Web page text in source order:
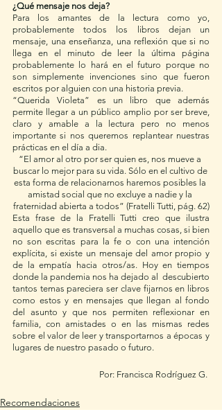
¿Qué mensaje nos deja?
Para los amantes de la lectura como yo,
probablemente todos los libros dejan un
mensaje, una enseñanza, una reflexión que si no
llega en el minuto de leer la última página
probablemente lo hará en el futuro porque no
son simplemente invenciones sino que fueron
escritos por alguien con una historia previa.
“Querida Violeta” es un libro que además
permite llegar a un público amplio por ser breve,
claro y amable a la lectura pero no menos
importante si nos queremos replantear nuestras
prácticas en el día a dia.
“El amor al otro por ser quien es, nos mueve a
buscar lo mejor para su vida. Sólo en el cultivo de
esta forma de relacionarnos haremos posibles la
amistad social que no excluye a nadie y la
fraternidad abierta a todos” (Fratelli Tutti, pág. 62)
Esta frase de la Fratelli Tutti creo que ilustra
aquello que es transversal a muchas cosas, si bien
no son escritas para la fe o con una intención
explícita, si existe un mensaje del amor propio y
de la empatía hacia otros/as. Hoy en tiempos
donde la pandemia nos ha dejado al  descubierto
tantos temas pareciera ser clave fijarnos en libros
como estos y en mensajes que llegan al fondo
del asunto y que nos permiten reflexionar en
familia, con amistades o en las mismas redes
sobre el valor de leer y transportarnos a épocas y
lugares de nuestro pasado o futuro.
Por: Francisca Rodríguez G.
Recomendaciones